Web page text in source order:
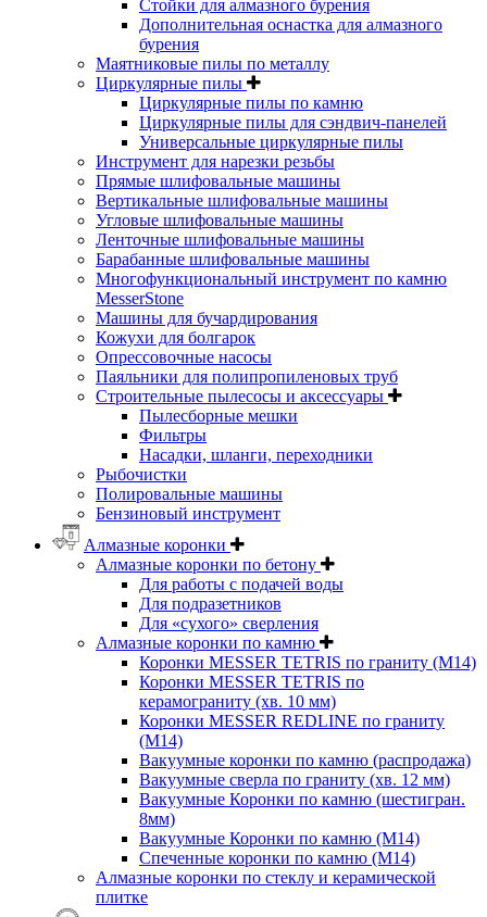
Стойки для алмазного бурения
Дополнительная оснастка для алмазного
бурения
Маятниковые пилы по металлу
Циркулярные пилы
Циркулярные пилы по камню
Циркулярные пилы для сэндвич-панелей
Универсальные циркулярные пилы
Инструмент для нарезки резьбы
Прямые шлифовальные машины
Вертикальные шлифовальные машины
Угловые шлифовальные машины
Ленточные шлифовальные машины
Барабанные шлифовальные машины
Многофункциональный инструмент по камню
MesserStone
Машины для бучардирования
Кожухи для болгарок
Опрессовочные насосы
Паяльники для полипропиленовых труб
Строительные пылесосы и аксессуары
Пылесборные мешки
Фильтры
Насадки, шланги, переходники
Рыбочистки
Полировальные машины
Бензиновый инструмент
Алмазные коронки
Алмазные коронки по бетону
Для работы с подачей воды
Для подразетников
Для «сухого» сверления
Алмазные коронки по камню
Коронки MESSER TETRIS по граниту (М14)
Коронки MESSER TETRIS по
керамограниту (хв. 10 мм)
Коронки MESSER REDLINE по граниту
(М14)
Вакуумные коронки по камню (распродажа)
Вакуумные сверла по граниту (хв. 12 мм)
Вакуумные Коронки по камню (шестигран.
8мм)
Вакуумные Коронки по камню (M14)
Спеченные коронки по камню (M14)
Алмазные коронки по стеклу и керамической
плитке